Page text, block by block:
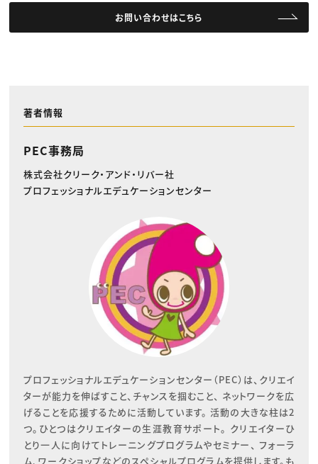
お問い合わせはこちら
著者情報
PEC事務局
株式会社クリーク・アンド・リバー社
プロフェッショナルエデュケーションセンター
プロフェッショナルエデュケーションセンター（PEC）は、クリエイ
ターが能力を伸ばすこと、チャンスを掴むこと、 ネットワークを広
げることを応援するために活動しています。 活動の大きな柱は2
つ。ひとつはクリエイターの生涯教育サポート。 クリエイターひ
とり一人に向けてトレーニングプログラムやセミナー、 フォーラ
ム、ワークショップなどのスペシャルプログラムを提供します。も